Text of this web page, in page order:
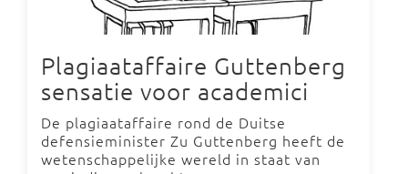
Plagiaataffaire Guttenberg
sensatie voor academici
De plagiaataffaire rond de Duitse
defensieminister Zu Guttenberg heeft de
wetenschappelijke wereld in staat van